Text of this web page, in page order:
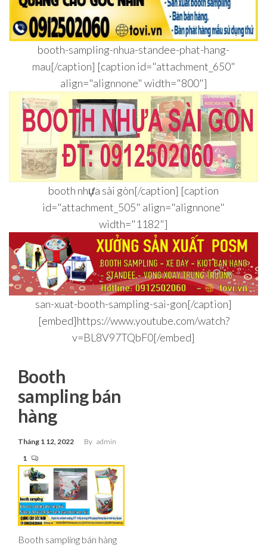
booth-sampling-nhua-standee-phat-hang-
mau[/caption] [caption id="attachment_650"
align="alignnone" width="800"]
booth nhựa sài gòn[/caption] [caption
id="attachment_505" align="alignnone"
width="1182"]
san-xuat-booth-sampling-sai-gon[/caption]
[embed]https://www.youtube.com/watch?
v=BL8V97TQbF0[/embed]
Booth
sampling bán
hàng
Tháng 1 12, 2022 By admin
1
Booth sampling bán hàng